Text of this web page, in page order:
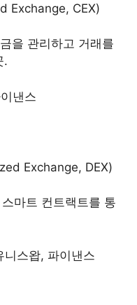
Exchange, CEX)
을 관리하고 거래를
.
낸스
Exchange, DEX)
마트 컨트랙트를 통
니스왑, 파이낸스